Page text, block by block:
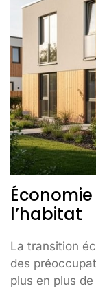
l’habitat
La transition
des
plus en plus